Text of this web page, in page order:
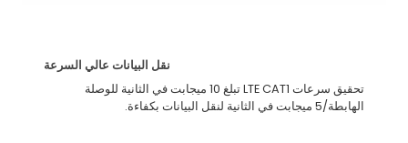
نقل البيانات عالي السرعة
تحقيق سرعات LTE CAT1 تبلغ 10 ميجابت في الثانية للوصلة
الهابطة/5 ميجابت في الثانية لنقل البيانات بكفاءة.